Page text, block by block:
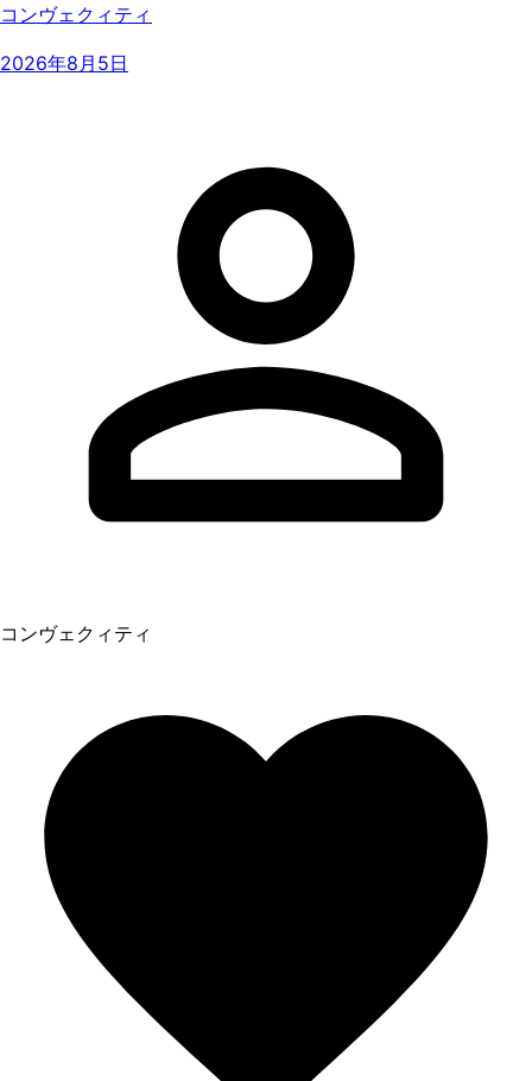
コンヴェクィティ
2026年8月5日
コンヴェクィティ